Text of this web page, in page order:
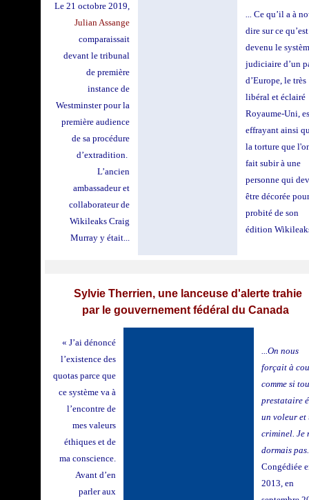
Le 21 octobre 2019,
Julian Assange
comparaissait
devant le tribunal
de première
instance de
Westminster pour la
première audience
de sa procédure
d’extradition.
L’ancien
ambassadeur et
collaborateur de
Wikileaks Craig
Murray y était...
... Ce qu’il a à
dire sur ce qu’est
devenu le
judiciaire d’un
d’Europe, le très
libéral et éclairé
Royaume-Uni,
effrayant ainsi
la tortureque
fait subir à une
personne qui
être décorée
probité de son
édition
Sylvie Therrien, une lanceuse d'alerte trahie
par le gouvernement fédéral du Canada0
« J’ai dénoncé
l’existence des
quotas parce que
ce système va à
l’encontre de
mes valeurs
éthiques et de
ma conscience.
Avant d’en
parler aux
...On nous
forçait à
comme si
prestataire
un voleur et
criminel. Je
dormais
Congédiée
2013, en